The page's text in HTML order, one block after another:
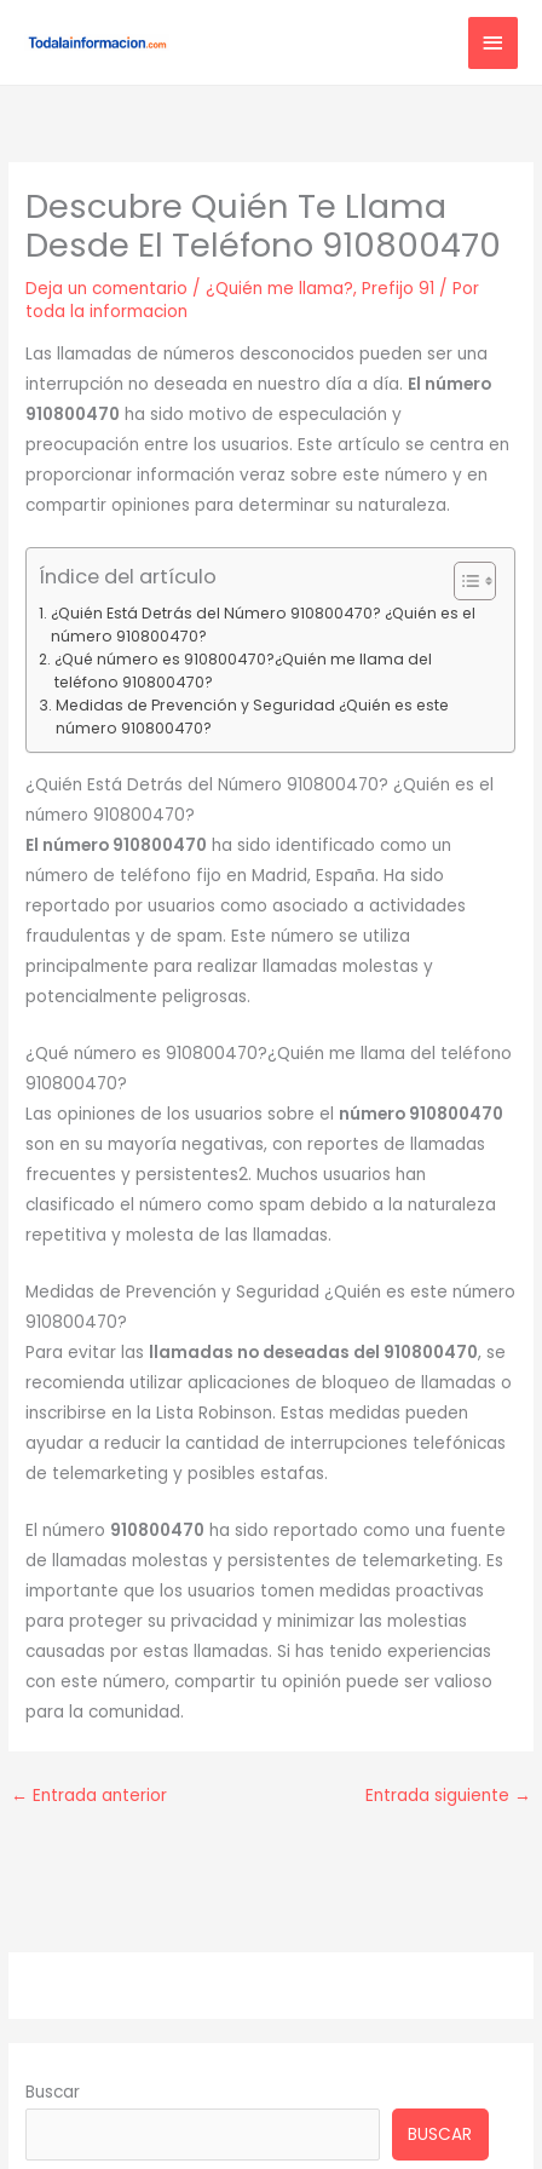
Descubre Quién Te Llama
Desde El Teléfono 910800470
Deja un comentario /¿Quién me llama?,Prefijo 91 / Por
toda la informacion
Las llamadas de números desconocidos pueden ser una
interrupción no deseada en nuestro día a día. El número
910800470 ha sido motivo de especulación y
preocupación entre los usuarios. Este artículo se centra en
proporcionar información veraz sobre este número y en
compartir opiniones para determinar su naturaleza.
Índice del artículo
¿Quién Está Detrás del Número 910800470? ¿Quién es el
número 910800470?
¿Qué número es 910800470?¿Quién me llama del
teléfono 910800470?
Medidas de Prevención y Seguridad ¿Quién es este
número 910800470?
¿Quién Está Detrás del Número 910800470? ¿Quién es el
número 910800470?
El número 910800470 ha sido identificado como un
número de teléfono fijo en Madrid, España. Ha sido
reportado por usuarios como asociado a actividades
fraudulentas y de spam. Este número se utiliza
principalmente para realizar llamadas molestas y
potencialmente peligrosas.
¿Qué número es 910800470?¿Quién me llama del teléfono
910800470?
Las opiniones de los usuarios sobre el número 910800470
son en su mayoría negativas, con reportes de llamadas
frecuentes y persistentes2. Muchos usuarios han
clasificado el número como spam debido a la naturaleza
repetitiva y molesta de las llamadas.
Medidas de Prevención y Seguridad ¿Quién es este número
910800470?
Para evitar las llamadas no deseadas del 910800470, se
recomienda utilizar aplicaciones de bloqueo de llamadas o
inscribirse en la Lista Robinson. Estas medidas pueden
ayudar a reducir la cantidad de interrupciones telefónicas
de telemarketing y posibles estafas.
El número 910800470 ha sido reportado como una fuente
de llamadas molestas y persistentes de telemarketing. Es
importante que los usuarios tomen medidas proactivas
para proteger su privacidad y minimizar las molestias
causadas por estas llamadas. Si has tenido experiencias
con este número, compartir tu opinión puede ser valioso
para la comunidad.
← Entrada anterior Entrada siguiente →
Buscar
BUSCAR